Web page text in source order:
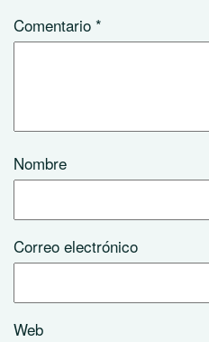
Comentario *
Nombre
Correo electrónico
Web